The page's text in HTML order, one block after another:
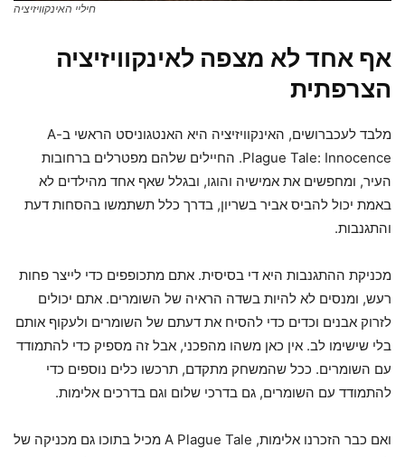
חיליי האינקוויזיציה
אף אחד לא מצפה לאינקוויזיציה
הצרפתית
מלבד לעכברושים, האינקוויזיציה היא האנטגוניסט הראשי ב-A
Plague Tale: Innocence. החיילים שלהם מפטרלים ברחובות
העיר, ומחפשים את אמישיה והוגו, ובגלל שאף אחד מהילדים לא
באמת יכול להביס אביר בשריון, בדרך כלל תשתמשו בהסחות דעת
והתגנבות.
מכניקת ההתגנבות היא די בסיסית. אתם מתכופפים כדי לייצר פחות
רעש, ומנסים לא להיות בשדה הראיה של השומרים. אתם יכולים
לזרוק אבנים וכדים כדי להסיח את דעתם של השומרים ולעקוף אותם
בלי שישימו לב. אין כאן משהו מהפכני, אבל זה מספיק כדי להתמודד
עם השומרים. ככל שהמשחק מתקדם, תרכשו כלים נוספים כדי
להתמודד עם השומרים, גם בדרכי שלום וגם בדרכים אלימות.
ואם כבר הזכרנו אלימות, A Plague Tale מכיל בתוכו גם מכניקה של